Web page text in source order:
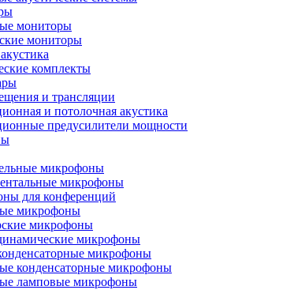
мониторы
мониторы
комплекты
и трансляции
и потолочная акустика
предусилители мощности
микрофоны
микрофоны
для конференций
микрофоны
микрофоны
микрофоны
микрофоны
конденсаторные микрофоны
ламповые микрофоны